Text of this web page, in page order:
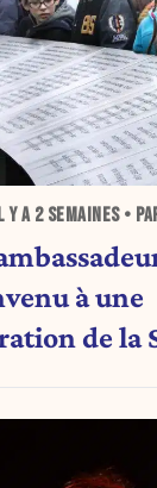
Y A 2 SEMAINES•
à une
de la